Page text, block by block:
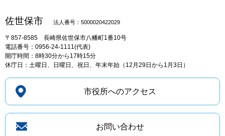
佐世保市 法人番号：5000020422029
〒857-8585 長崎県佐世保市八幡町1番10号
電話番号：0956-24-1111(代表)
開庁時間：8時30分から17時15分
休庁日：土曜日、日曜日、祝日、年末年始（12月29日から1月3日）
市役所へのアクセス
お問い合わせ